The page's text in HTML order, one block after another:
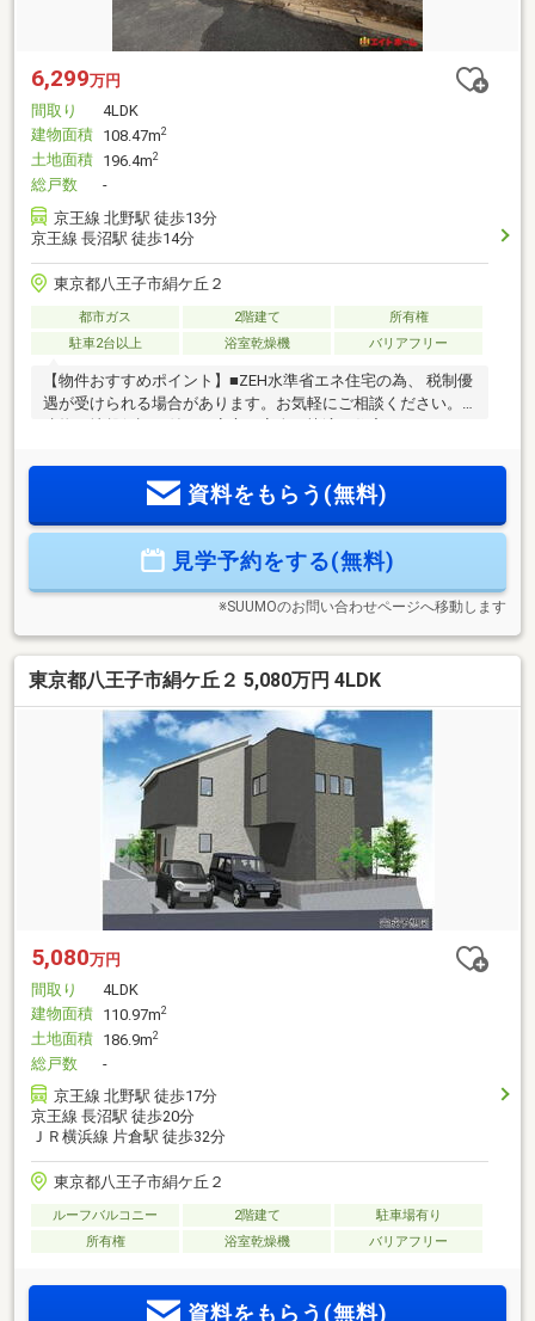
6,299万円
間取り
4LDK
建物面積 108.47m2
土地面積 196.4m2
総戸数
-
京王線 北野駅 徒歩13分
京王線 長沼駅 徒歩14分
東京都八王子市絹ケ丘２
都市ガス 2階建て
所有権
駐車2台以上
浴室乾燥機 バリアフリー
【物件おすすめポイント】■ZEH水準省エネ住宅の為、 税制優
遇が受けられる場合があります。お気軽にご相談ください。■
■安心の売主施工のオリジナルプラン住宅です。■【フラット
３５S】利用ご相談可能な物件です。■京王線「北野」駅・
い4LDK住宅です。■最大3台駐車可能なゆとりの駐車スペース
資料をもらう(無料)
見学予約をする(無料)
※SUUMOのお問い合わせページへ移動します
東京都八王子市絹ケ丘２ 5,080万円 4LDK
5,080万円
間取り
4LDK
建物面積 110.97m2
土地面積 186.9m2
総戸数
-
京王線 北野駅 徒歩17分
京王線 長沼駅 徒歩20分
ＪＲ横浜線 片倉駅 徒歩32分
東京都八王子市絹ケ丘２
ルーフバルコニー 2階建て
駐車場有り
所有権
浴室乾燥機 バリアフリー
資料をもらう(無料)